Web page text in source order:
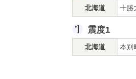
北海道 十勝
震度1
北海道 本別